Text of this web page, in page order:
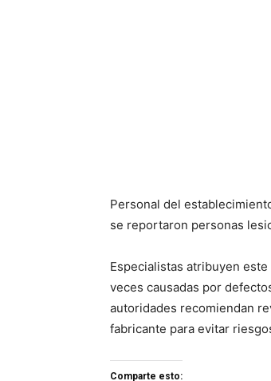
Personal del
se reportaron personas
Especialistas atribuyen
veces causadas por
autoridades recomiendan
fabricante para evitar
Comparte esto: